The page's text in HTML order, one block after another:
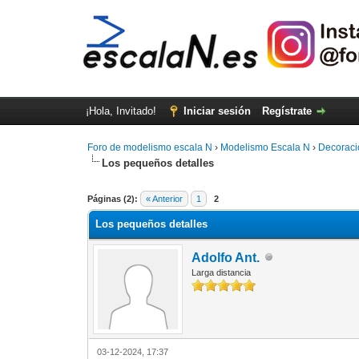
¡Hola, Invitado! Iniciar sesión Regístrate
Foro de modelismo escala N › Modelismo Escala N ›
Los pequeños detalles
Páginas (2): « Anterior 1 2
Los pequeños detalles
Adolfo Ant.
Larga distancia
03-12-2024, 17:37